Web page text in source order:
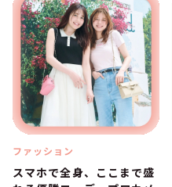
ファッション
スマホで全身、ここまで盛